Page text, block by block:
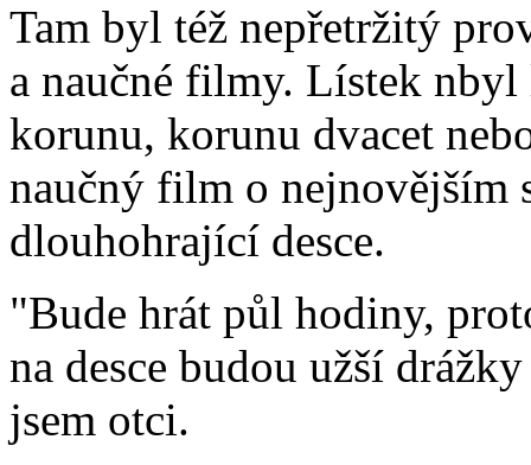
Tam byl též nepřetržitý
a naučné filmy. Lístek
korunu, korunu dvacet
naučný film o nejnovějším
dlouhohrající desce.
"Bude hrát půl hodiny,
na desce budou užší
jsem otci.